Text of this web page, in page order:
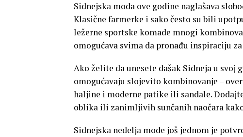
Sidnejska moda ove godine naglašava
Klasične farmerke i sako često su bili
ležerne sportske komade mnogi
omogućava svima da pronađu inspiraciju
Ako želite da unesete dašak Sidneja u svoj
omogućavaju slojevito kombinovanje –
haljine i moderne patike ili sandale.
oblika ili zanimljivih sunčanih naočara
Sidnejska nedelja mode još jednom je